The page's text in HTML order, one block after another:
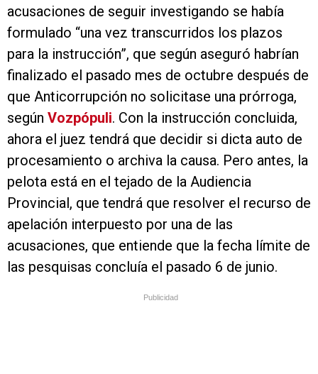
acusaciones de seguir investigando se había
formulado “una vez transcurridos los plazos
para la instrucción”, que según aseguró habrían
finalizado el pasado mes de octubre después de
que Anticorrupción no solicitase una prórroga,
según Vozpópuli. Con la instrucción concluida,
ahora el juez tendrá que decidir si dicta auto de
procesamiento o archiva la causa. Pero antes, la
pelota está en el tejado de la Audiencia
Provincial, que tendrá que resolver el recurso de
apelación interpuesto por una de las
acusaciones, que entiende que la fecha límite de
las pesquisas concluía el pasado 6 de junio.
Publicidad